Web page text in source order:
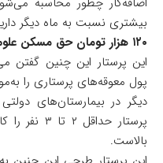
بیشتری نسبت به ماه دیگر
۱۲۰ هزار تومان حق مسکن علوم پزشکی شیراز به پرستاران
این پرستار این چنین گفتن
پول معوقه‌های پرستاری را
دیگر در بیمارستان‌های
پرستار
بالاست.